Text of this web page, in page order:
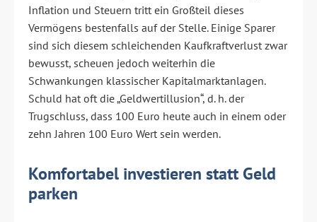
Inflation und Steuern tritt ein Großteil dieses
Vermögens bestenfalls auf der Stelle. Einige Sparer
sind sich diesem schleichenden Kaufkraftverlust zwar
bewusst, scheuen jedoch weiterhin die
Schwankungen klassischer Kapitalmarktanlagen.
Schuld hat oft die „Geldwertillusion“, d. h. der
Trugschluss, dass 100 Euro heute auch in einem oder
zehn Jahren 100 Euro Wert sein werden.
Komfortabel investieren statt Geld
parken